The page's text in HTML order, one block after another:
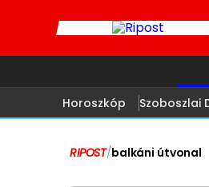
Horoszkóp Szoboszlai
RIPOST/balkáni útvonal